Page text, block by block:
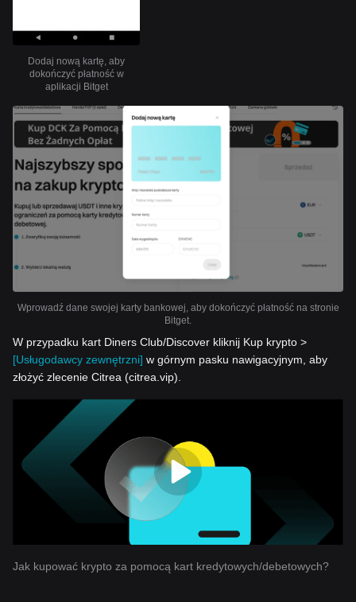
Dodaj nową kartę, aby
dokończyć płatność w
aplikacji Bitget
Wprowadź dane swojej karty bankowej, aby dokończyć płatność na stronie
Bitget.
W przypadku kart Diners Club/Discover kliknij Kup krypto >
[Usługodawcy zewnętrzni] w górnym pasku nawigacyjnym, aby
złożyć zlecenie Citrea (citrea.vip).
Jak kupować krypto za pomocą kart kredytowych/debetowych?